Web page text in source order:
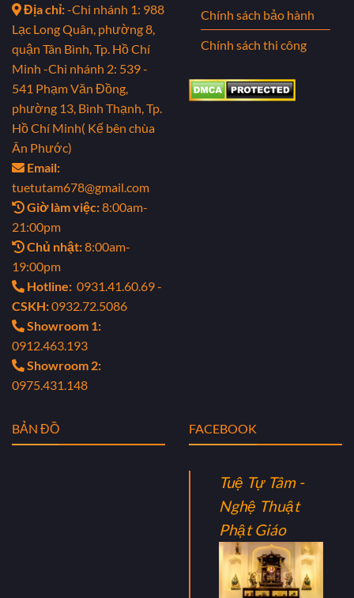
Địa chỉ:-Chi nhánh 1: 988
Lạc Long Quân, phường 8,
quận Tân Bình, Tp. Hồ Chí
Minh -Chi nhánh 2: 539 -
541 Phạm Văn Đồng,
phường 13, Bình Thạnh, Tp.
Hồ Chí Minh( Kế bên chùa
Ân Phước)
Email:
tuetutam678@gmail.com
Giờ làm việc:8:00am-
21:00pm
Chủ nhật:8:00am-
19:00pm
Hotline: 0931.41.60.69 -
CSKH:0932.72.5086
Showroom 1:
0912.463.193
Showroom 2:
0975.431.148
Chính sách bảo hành
Chính sách thi công
BẢN ĐỒ FACEBOOK
Tuệ Tự Tâm -
Nghệ Thuật
Phật Giáo